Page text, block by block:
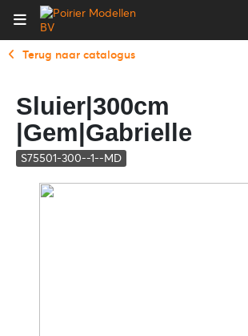
Terug naar catalogus
Sluier|300cm
|Gem|Gabrielle
S75501-300--1--MD